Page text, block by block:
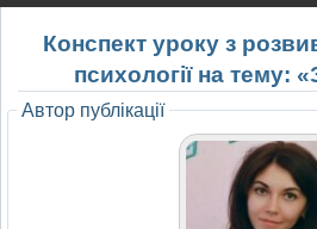
Конспект уроку з
психології на тему:
Автор публікації